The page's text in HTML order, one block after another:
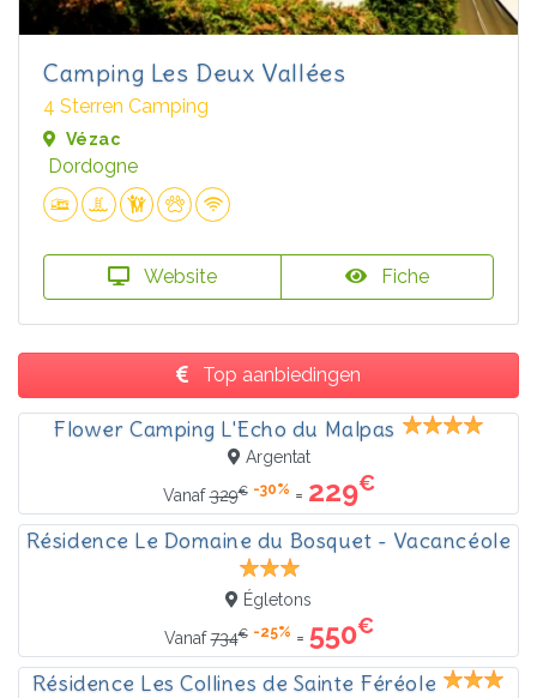
Camping Les Deux Vallées
4 Sterren Camping
Vézac
Dordogne
Website Fiche
Top aanbiedingen
Flower Camping L'Echo du Malpas
Argentat
Vanaf329€ -30% = 229€
Résidence Le Domaine du Bosquet - Vacancéole
Égletons
Vanaf734€ -25% = 550€
Résidence Les Collines de Sainte Féréole